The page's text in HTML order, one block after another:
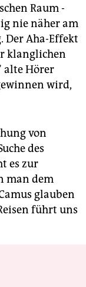
Raum -
nie näher am
Der Aha-Effekt
klanglichen
alte Hörer
wird,
von
des
es zur
man dem
glauben
führt uns